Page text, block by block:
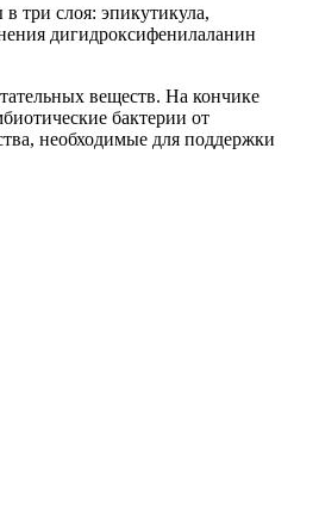
три слоя: эпикутикула,
дигидроксифенилаланин
веществ. На кончике
бактерии от
необходимые для поддержки